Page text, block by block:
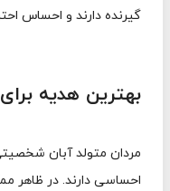
گیرنده دارند و احساس
بهترین هدیه
مردان متولد آبان
احساسی دارند. در ظاهر